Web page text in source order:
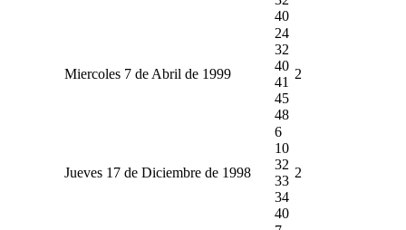
40
Miercoles 7 de Abril de 1999
24
32
40
41
45
48
2
Jueves 17 de Diciembre de 1998
6
10
32
33
34
40
2